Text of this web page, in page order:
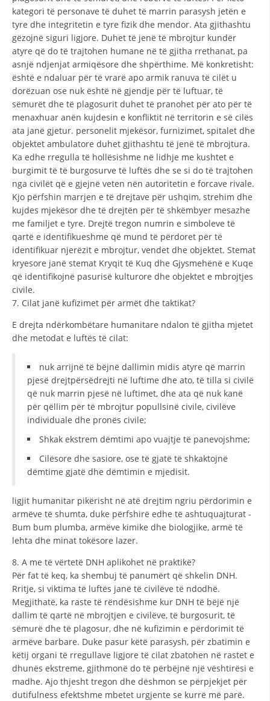
kategori të personave të duhet të marrin parasysh jetën e
tyre dhe integritetin e tyre fizik dhe mendor. Ata gjithashtu
gëzojnë siguri ligjore. Duhet të jenë të mbrojtur kundër
atyre që do të trajtohen humane në të gjitha rrethanat, pa
asnjë ndjenjat armiqësore dhe shpërthime. Më konkretisht:
është e ndaluar për të vrarë apo armik ranuva të cilët u
dorëzuan ose nuk është në gjendje për të luftuar, të
sëmurët dhe të plagosurit duhet të pranohet për ato për të
menaxhuar anën kujdesin e konfliktit në territorin e së cilës
ata janë gjetur. personelit mjekësor, furnizimet, spitalet dhe
objektet ambulatore duhet gjithashtu të jenë të mbrojtura.
Ka edhe rregulla të hollësishme në lidhje me kushtet e
burgimit të të burgosurve të luftës dhe se si do të trajtohen
nga civilët që e gjejnë veten nën autoritetin e forcave rivale.
Kjo përfshin marrjen e të drejtave për ushqim, strehim dhe
kujdes mjekësor dhe të drejtën për të shkëmbyer mesazhe
me familjet e tyre. Drejtë tregon numrin e simboleve të
qartë e identifikueshme që mund të përdoret për të
identifikuar njerëzit e mbrojtur, vendet dhe objektet. Stemat
kryesore janë stemat Kryqit të Kuq dhe Gjysmehënë e Kuqe
që identifikojnë pasurisë kulturore dhe objektet e mbrojtjes
civile.
7. Cilat janë kufizimet për armët dhe taktikat?
E drejta ndërkombëtare humanitare ndalon të gjitha mjetet
dhe metodat e luftës të cilat:
nuk arrijnë të bëjnë dallimin midis atyre që marrin
pjesë drejtpërsëdrejti në luftime dhe ato, të tilla si civilë
që nuk marrin pjesë në luftimet, dhe ata që nuk kanë
për qëllim për të mbrojtur popullsinë civile, civilëve
individuale dhe pronës civile;
Shkak ekstrem dëmtimi apo vuajtje të panevojshme;
Cilësore dhe sasiore, ose të gjatë të shkaktojnë
dëmtime gjatë dhe dëmtimin e mjedisit.
ligjit humanitar pikërisht në atë drejtim ngriu përdorimin e
armëve të shumta, duke përfshirë edhe të ashtuquajturat -
Bum bum plumba, armëve kimike dhe biologjike, armë të
lehta dhe minat tokësore lazer.
8. A me të vërtetë DNH aplikohet në praktikë?
Për fat të keq, ka shembuj të panumërt që shkelin DNH.
Rritje, si viktima të luftës janë të civilëve të ndodhë.
Megjithatë, ka raste të rëndësishme kur DNH të bëjë një
dallim të qartë në mbrojtjen e civilëve, të burgosurit, të
sëmurë dhe të plagosur, dhe në kufizimin e përdorimit të
armëve barbare. Duke pasur këtë parasysh, për zbatimin e
këtij organi të rregullave ligjore të cilat zbatohen në rastet e
dhunës ekstreme, gjithmonë do të përbëjnë një vështirësi e
madhe. Ajo thjesht tregon dhe dëshmon se përpjekjet për
dutifulness efektshme mbetet urgjente se kurrë më parë.